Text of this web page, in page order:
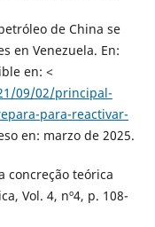
de China se
en Venezuela. En:
en: <
09/02/principal-
para-reactivar-
en: marzo de 2025.
concreção teórica
Vol. 4, nº4, p. 108-